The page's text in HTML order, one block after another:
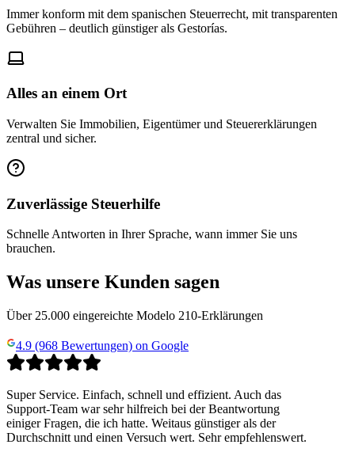
Immer konform mit dem spanischen Steuerrecht, mit transparenten
Gebühren – deutlich günstiger als Gestorías.
Alles an einem Ort
Verwalten Sie Immobilien, Eigentümer und Steuererklärungen
zentral und sicher.
Zuverlässige Steuerhilfe
Schnelle Antworten in Ihrer Sprache, wann immer Sie uns
brauchen.
Was unsere Kunden sagen
Über 25.000 eingereichte Modelo 210-Erklärungen
4.9 (968 Bewertungen) on Google
Super Service. Einfach, schnell und effizient. Auch das
Support-Team war sehr hilfreich bei der Beantwortung
einiger Fragen, die ich hatte. Weitaus günstiger als der
Durchschnitt und einen Versuch wert. Sehr empfehlenswert.